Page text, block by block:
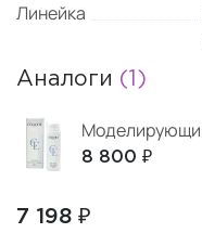
Линейка
Аналоги (1)
8 800 ₽
7 198 ₽